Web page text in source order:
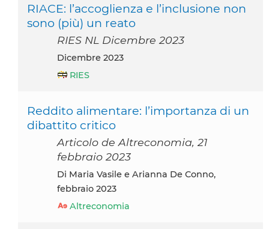
RIACE: l’accoglienza e l’inclusione non
sono (più) un reato
RIES NL Dicembre 2023
dicembre 2023
RIES
Reddito alimentare: l’importanza di un
dibattito critico
Articolo de Altreconomia, 21
febbraio 2023
di Maria Vasile e Arianna De Conno,
febbraio 2023
Altreconomia